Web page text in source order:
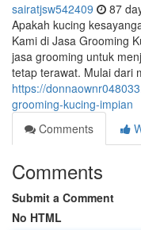
sairatjsw542409 87
Apakah kucing
Kami di Jasa Grooming
jasa grooming untuk
tetap terawat. Mulai dari
https://
grooming-kucing-impian
Comments
Comments
Submit a Comment
No HTML